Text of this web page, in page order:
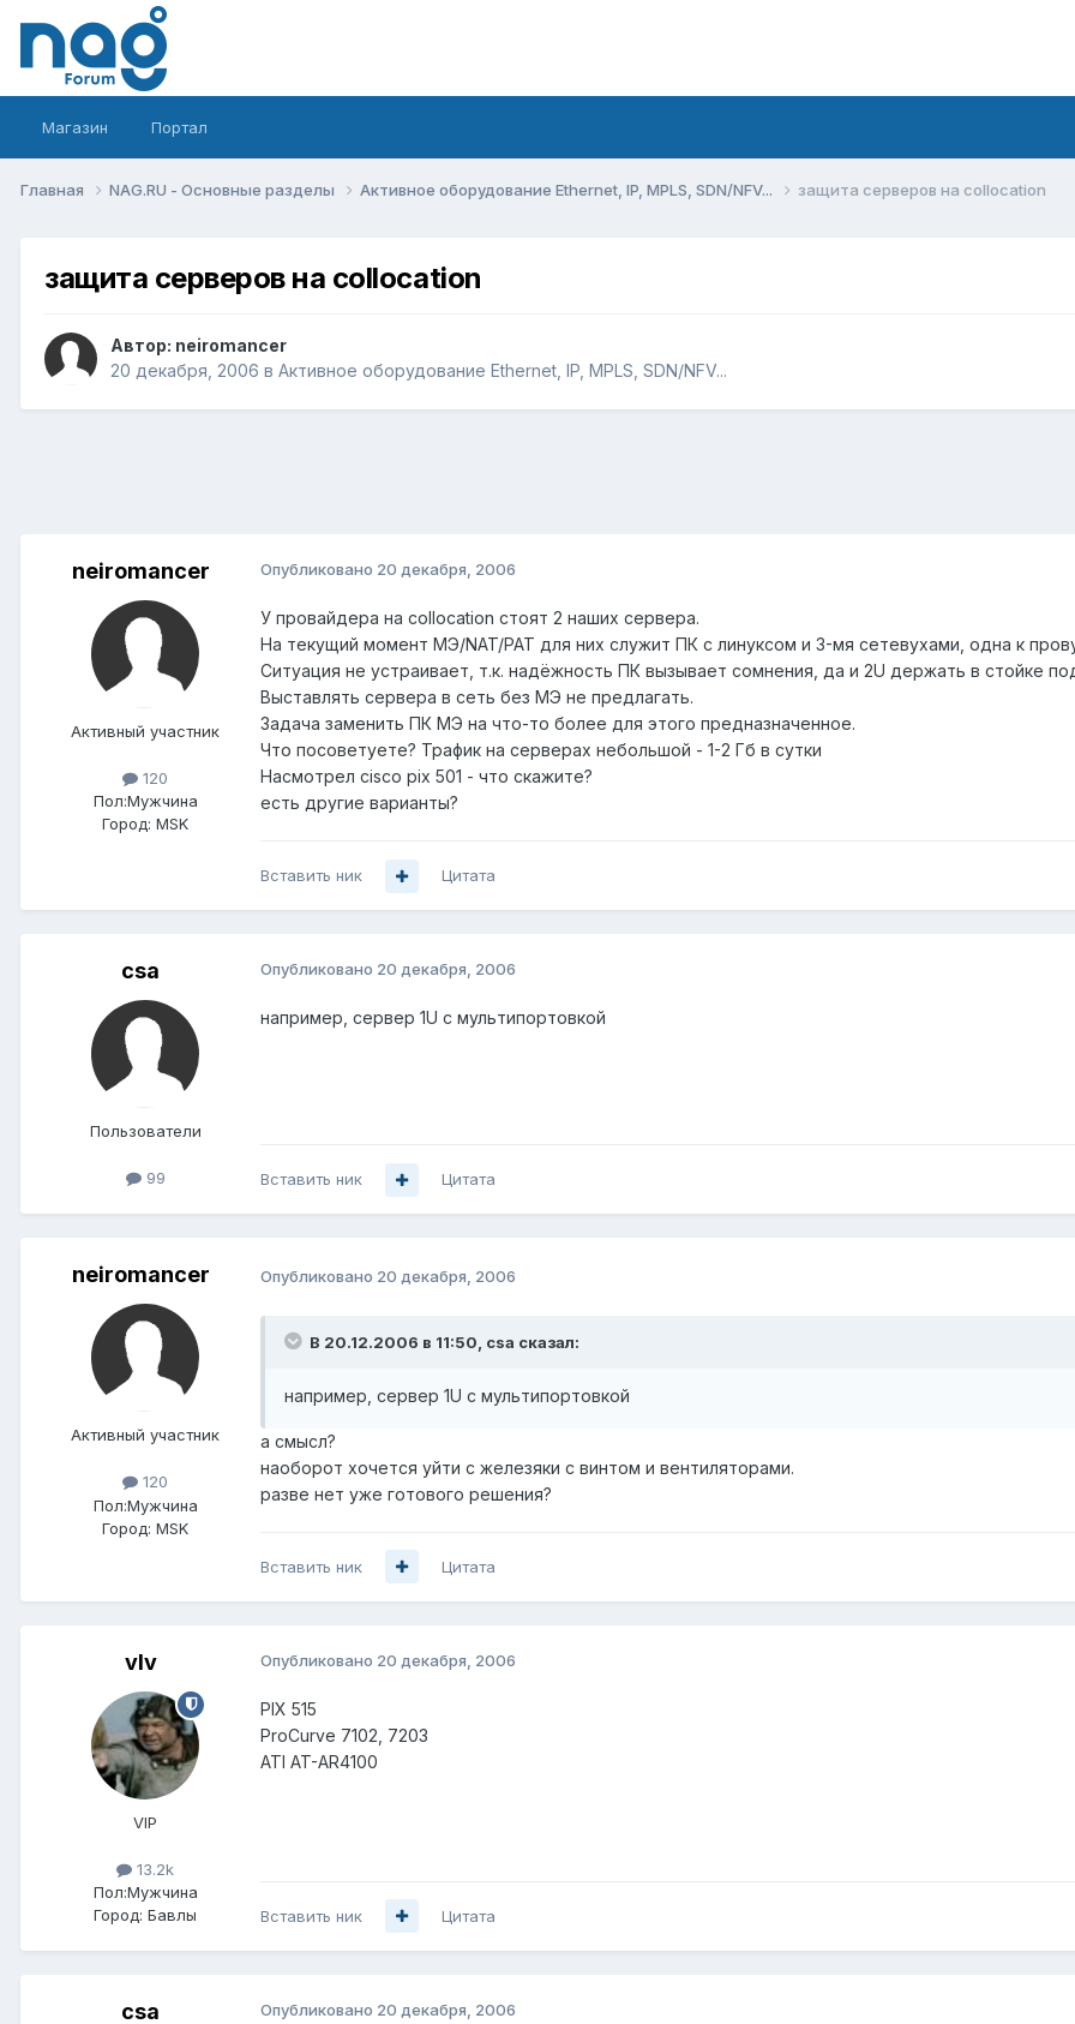
Магазин Портал
Главная NAG.RU - Основные разделы Активное оборудование Ethernet, IP, MPLS, SDN/NFV... защита серверов на collocation
защита серверов на collocation
Автор: neiromancer
20 декабря, 2006 в Активное оборудование Ethernet, IP, MPLS, SDN/NFV...
neiromancer
Активный участник
120
Пол:Мужчина
Город: MSK
Опубликовано 20 декабря, 2006
У провайдера на collocation стоят 2 наших сервера.
На текущий момент МЭ/NAT/PAT для них служит ПК с линуксом и 3-мя сетевухами, одна к
Ситуация не устраивает, т.к. надёжность ПК вызывает сомнения, да и 2U держать в стойке
Выставлять сервера в сеть без МЭ не предлагать.
Задача заменить ПК МЭ на что-то более для этого предназначенное.
Что посоветуете? Трафик на серверах небольшой - 1-2 Гб в сутки
Насмотрел cisco pix 501 - что скажите?
есть другие варианты?
Вставить ник Цитата
csa
Пользователи
99
Опубликовано 20 декабря, 2006
например, сервер 1U с мультипортовкой
Вставить ник Цитата
neiromancer
Активный участник
120
Пол:Мужчина
Город: MSK
Опубликовано 20 декабря, 2006
В 20.12.2006 в 11:50, csa сказал:
например, сервер 1U с мультипортовкой
а смысл?
наоборот хочется уйти с железяки с винтом и вентиляторами.
разве нет уже готового решения?
Вставить ник Цитата
vIv
VIP
13.2k
Пол:Мужчина
Город: Бавлы
Опубликовано 20 декабря, 2006
PIX 515
ProCurve 7102, 7203
ATI AT-AR4100
Вставить ник Цитата
csa Опубликовано 20 декабря, 2006